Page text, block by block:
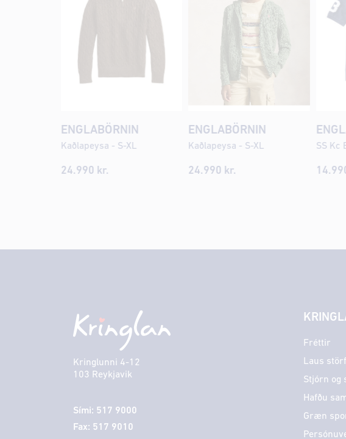
ENGLABÖRNIN
Kaðlapeysa - S-XL
24.990 kr.
ENGLABÖRNIN
Kaðlapeysa - S-XL
24.990 kr.
SS Kc
Kringlunni 4-12
103 Reykjavik
Sími: 517 9000
Fax: 517 9010
Fréttir
Laus störf
Stjórn og
Hafðu
Græn